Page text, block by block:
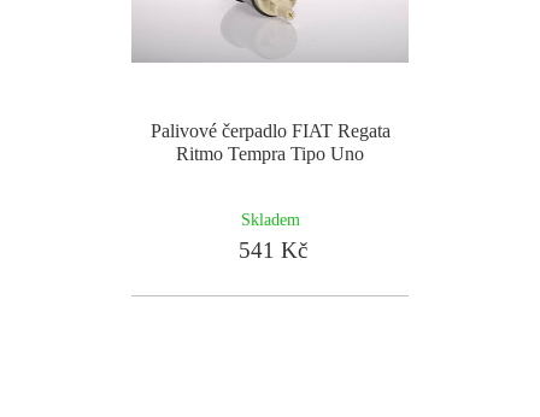
Palivové čerpadlo FIAT Regata
Ritmo Tempra Tipo Uno
Skladem
541 Kč